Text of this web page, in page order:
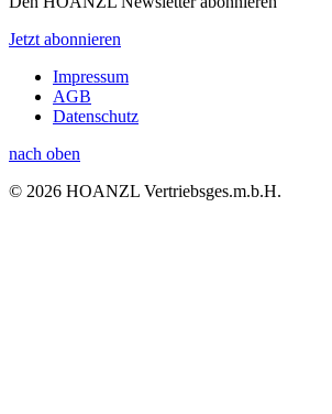
Jetzt abonnieren
Impressum
AGB
Datenschutz
nach oben
© 2026 HOANZL Vertriebsges.m.b.H.